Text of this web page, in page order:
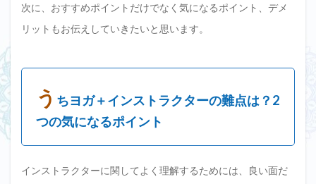
次に、おすすめポイントだけでなく気になるポイント、デメ
リットもお伝えしていきたいと思います。
う ちヨガ＋インストラクターの難点は？2
つの気になるポイント
インストラクターに関してよく理解するためには、良い面だ